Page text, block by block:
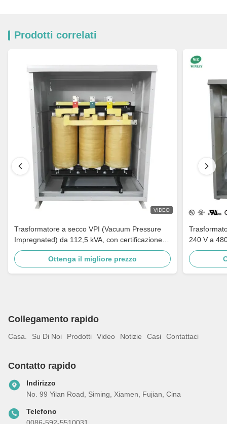
Prodotti correlati
VIDEO
Trasformatore a secco VPI (Vacuum Pressure
Impregnated) da 112,5 kVA, con certificazione
UL/cUL, da 240V a 480V, conforme a DOE 2016
Ottenga il migliore prezzo
240 V a
tensione e
Collegamento rapido
Casa. Su Di Noi Prodotti Video Notizie Casi Contattaci
Contatto rapido
Indirizzo
No. 99 Yilan Road, Siming, Xiamen, Fujian, Cina
Telefono
0086-592-5510031